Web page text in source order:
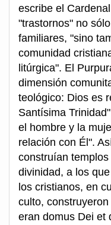
escribe el
"trastornos" no
familiares, "sino
comunidad
litúrgica". El
dimensión
teológico: Dios es
Santísima
el hombre y la
relación con Él".
construían
divinidad, a los
los cristianos, en
culto,
eran domus Dei et